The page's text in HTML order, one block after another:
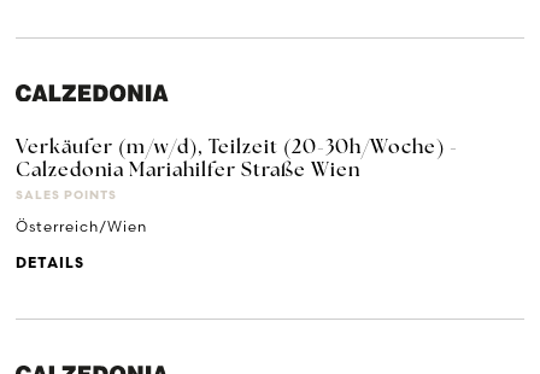
Verkäufer (m/w/d), Teilzeit (20-30h/Woche) -
Calzedonia Mariahilfer Straße Wien
SALES POINTS
Österreich/Wien
DETAILS